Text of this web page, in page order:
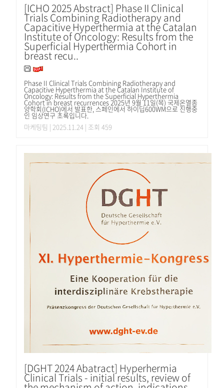
[ICHO 2025 Abstract] Phase II Clinical
Trials Combining Radiotherapy and
Capacitive Hyperthermia at the Catalan
Institute of Oncology: Results from the
Superficial Hyperthermia Cohort in
breast recu..
Phase II Clinical Trials Combining Radiotherapy and
Capacitive Hyperthermia at the Catalan Institute of
Oncology: Results from the Superficial Hyperthermia
Cohort in breast recurrences 2025년 9월 11일(목) 국제온열종
양학회(ICHO)에서 발표한, 스페인에서 하이딥600WM으로 진행중
인 임상연구 초록입니다.
마케팅팀 | 2025.11.24 | 조회 459
[DGHT 2024 Abatract] Hyperhermia
Clinical Trials - initial results, review of